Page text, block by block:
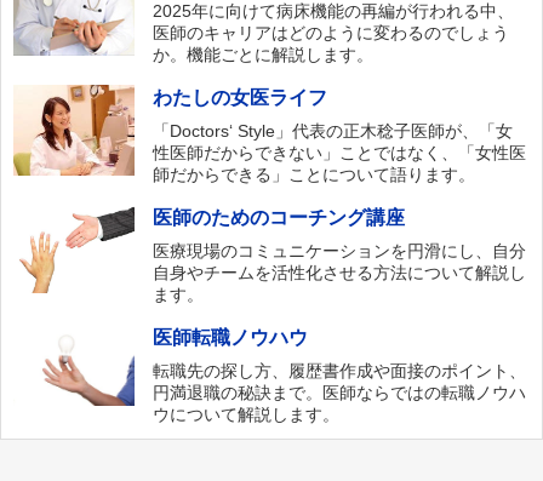
2025年に向けて病床機能の再編が行われる中、
医師のキャリアはどのように変わるのでしょう
か。機能ごとに解説します。
わたしの女医ライフ
「Doctors‘ Style」代表の正木稔子医師が、「女
性医師だからできない」ことではなく、「女性医
師だからできる」ことについて語ります。
医師のためのコーチング講座
医療現場のコミュニケーションを円滑にし、自分
自身やチームを活性化させる方法について解説し
ます。
医師転職ノウハウ
転職先の探し方、履歴書作成や面接のポイント、
円満退職の秘訣まで。医師ならではの転職ノウハ
ウについて解説します。